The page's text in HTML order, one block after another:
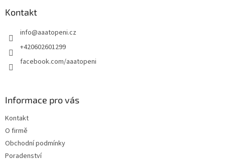
Kontakt
info@aaatopeni.cz
+420602601299
facebook.com/aaatopeni
Informace pro vás
Kontakt
O firmě
Obchodní podmínky
Poradenství